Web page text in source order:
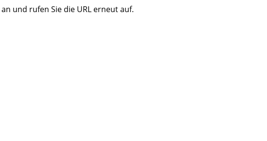
an und rufen Sie die URL erneut auf.